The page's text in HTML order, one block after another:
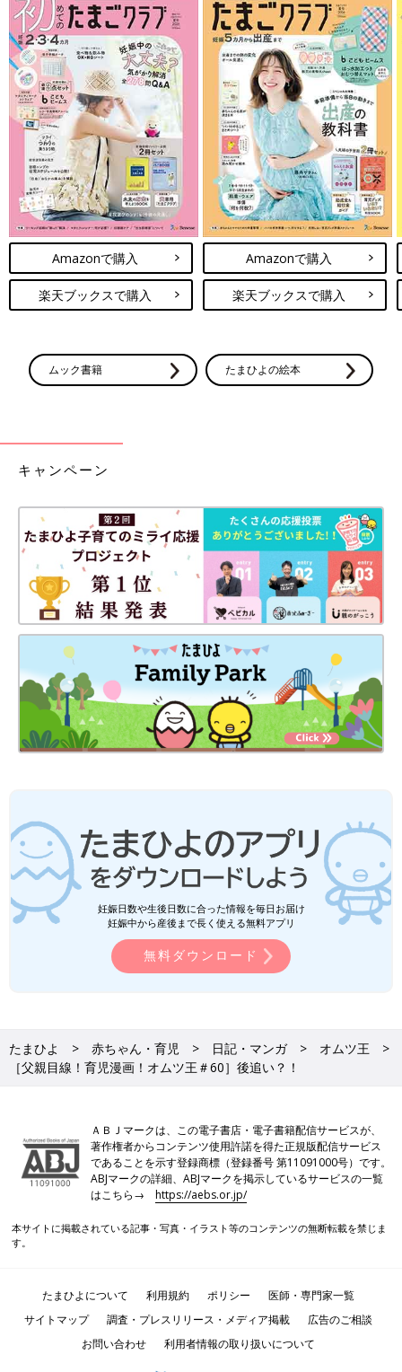
Amazonで購入
楽天ブックスで購入
Amazonで購入
楽天ブックスで購入
ムック書籍 たまひよの絵本
キャンペーン
妊娠日数や生後日数に合った情報を毎日お届け
妊娠中から産後まで長く使える無料アプリ
無料ダウンロード
たまひよ 赤ちゃん・育児 日記・マンガ
オムツ王
［父親目線！育児漫画！オムツ王＃60］後追い？！
ＡＢＪマークは、この電子書店・電子書籍配信サービスが、
著作権者からコンテンツ使用許諾を得た正規版配信サービス
であることを示す登録商標（登録番号 第11091000号）です。
ABJマークの詳細、ABJマークを掲示しているサービスの一覧
はこちら→https://aebs.or.jp/
本サイトに掲載されている記事・写真・イラスト等のコンテンツの無断転載を禁じま
す。
たまひよについて 利用規約 ポリシー
医師・専門家一覧
サイトマップ
調査・プレスリリース・メディア掲載
広告のご相談
お問い合わせ
利用者情報の取り扱いについて